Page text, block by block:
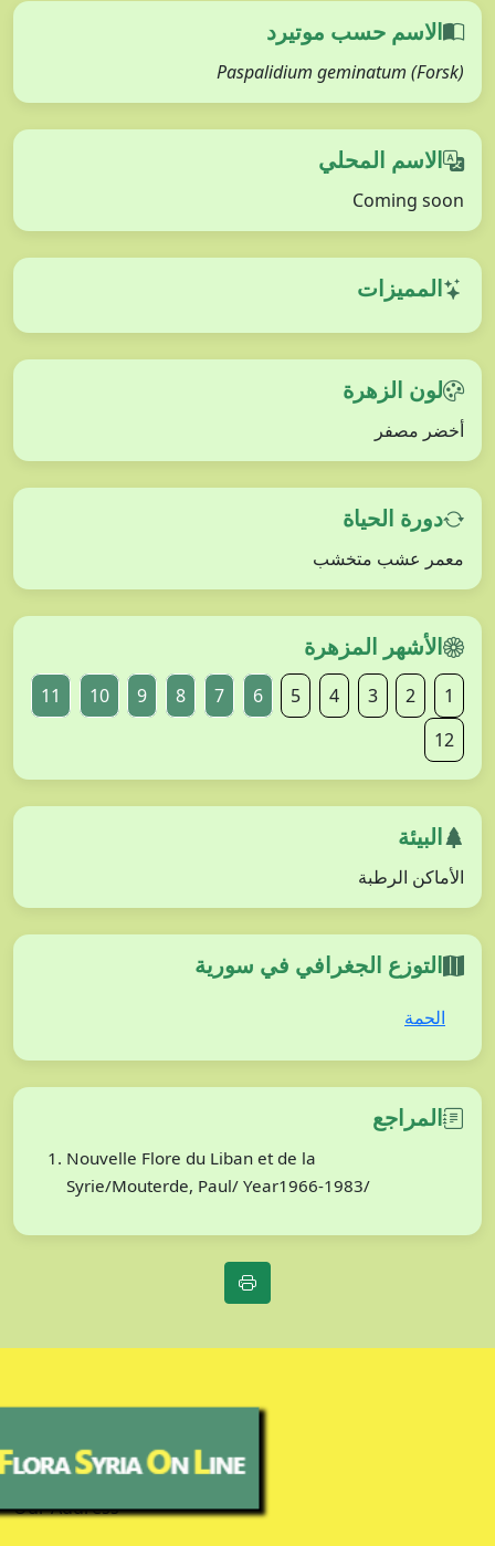
الاسم حسب موتيرد
Paspalidium geminatum (Forsk)
الاسم المحلي
Coming soon
المميزات
لون الزهرة
أخضر مصفر
دورة الحياة
معمر عشب متخشب
الأشهر المزهرة
1
2
3
4
5
6
7
8
9
10
11
12
البيئة
الأماكن الرطبة
التوزع الجغرافي في سورية
الحمة
المراجع
Nouvelle Flore du Liban et de la
Syrie/Mouterde, Paul/ Year1966-1983/
Our Address